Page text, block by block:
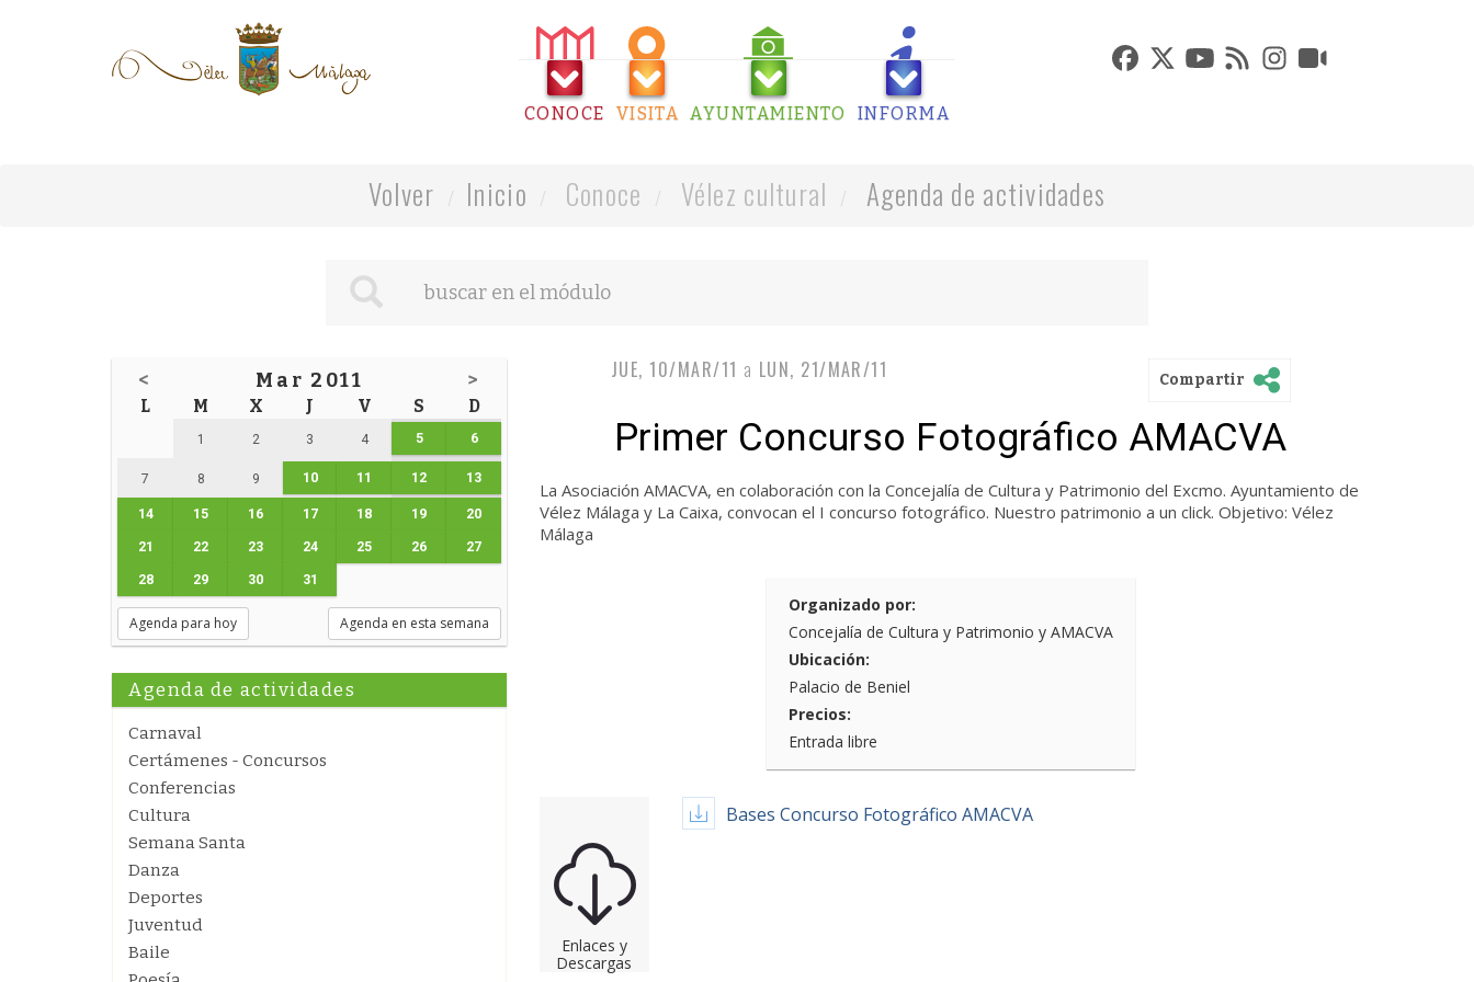
CONOCE VISITA AYUNTAMIENTO INFORMA
Volver Inicio Conoce Vélez cultural Agenda de actividades
< Mar 2011 >
L M X J V S D
1 2 3 4 5 6
7 8 9 10 11 12 13
14 15 16 17 18 19 20
21 22 23 24 25 26 27
28 29 30 31
Agenda para hoy Agenda en esta semana
Agenda de actividades
Carnaval
Certámenes - Concursos
Conferencias
Cultura
Semana Santa
Danza
Deportes
Juventud
Baile
JUE, 10/MAR/11 a LUN, 21/MAR/11 Compartir
Primer Concurso Fotográfico AMACVA
La Asociación AMACVA, en colaboración con la Concejalía de Cultura y Patrimonio del Excmo. Ayuntamiento de
Vélez Málaga y La Caixa, convocan el I concurso fotográfico. Nuestro patrimonio a un click. Objetivo: Vélez
Málaga
Organizado por:
Concejalía de Cultura y Patrimonio y AMACVA
Ubicación:
Palacio de Beniel
Precios:
Entrada libre
Enlaces y
Descargas
Bases Concurso Fotográfico AMACVA